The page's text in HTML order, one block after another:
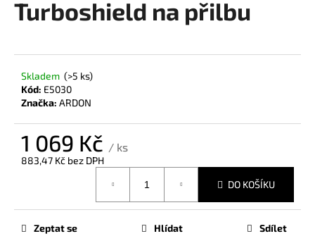
Turboshield na přilbu
Skladem (>5 ks)
Kód: E5030
Značka: ARDON
1 069 Kč / ks
883,47 Kč bez DPH
DO KOŠÍKU
Zeptat se Hlídat Sdílet
a
í
?
HLEDAT
D